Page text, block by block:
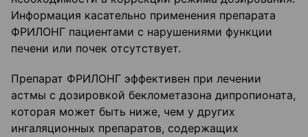
Информация касательно применения препарата
ФРИЛОНГ пациентами с нарушениями функции
печени или почек отсутствует.
Препарат ФРИЛОНГ эффективен при лечении
астмы с дозировкой беклометазона дипропионата,
которая может быть ниже, чем у других
ингаляционных препаратов, содержащих